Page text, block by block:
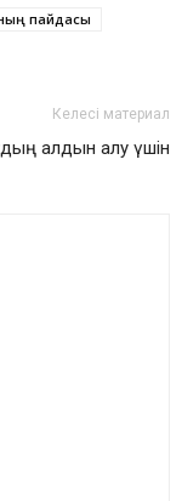
пайдасы
Келесі материал
алдын алу үшін